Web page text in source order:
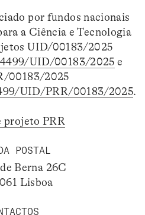
por fundos nacionais
a Ciência e Tecnologia
UID/00183/2025
UID/00183/2025 e
00183/2025
UID/PRR/00183/2025.
projeto PRR
POSTAL
Berna 26C
Lisboa